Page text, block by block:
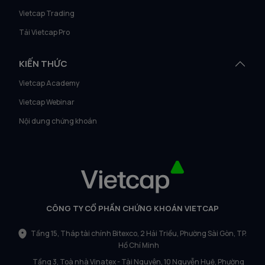
Vietcap Trading
Tải Vietcap Pro
KIẾN THỨC
Vietcap Academy
Vietcap Webinar
Nội dung chứng khoán
CÔNG TY CỔ PHẦN CHỨNG KHOÁN VIETCAP
Tầng 15, Tháp tài chính Bitexco, 2 Hải Triều, Phường Sài Gòn, TP.
Hồ Chí Minh
Tầng 3, Toà nhà Vinatex - Tài Nguyên, 10 Nguyễn Huệ, Phường